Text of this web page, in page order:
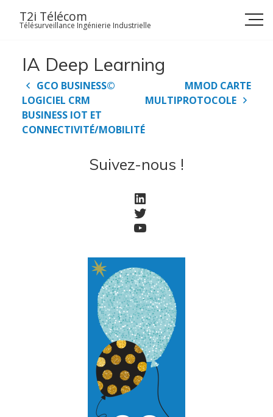
T2i Télécom
Télésurveillance Ingénierie Industrielle
IA Deep Learning
Navigation
de
l’article
GCO BUSINESS©
LOGICIEL CRM
BUSINESS IOT ET
CONNECTIVITÉ/MOBILITÉ
MMOD CARTE
MULTIPROTOCOLE
Suivez-nous !
LinkedIn
Twitter
YouTube
Accueil
Société